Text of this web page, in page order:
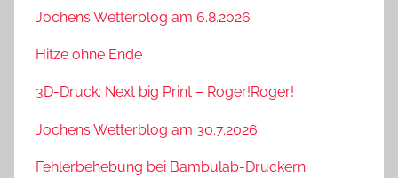
Jochens Wetterblog am 6.8.2026
Hitze ohne Ende
3D-Druck: Next big Print – Roger!Roger!
Jochens Wetterblog am 30.7.2026
Fehlerbehebung bei Bambulab-Druckern